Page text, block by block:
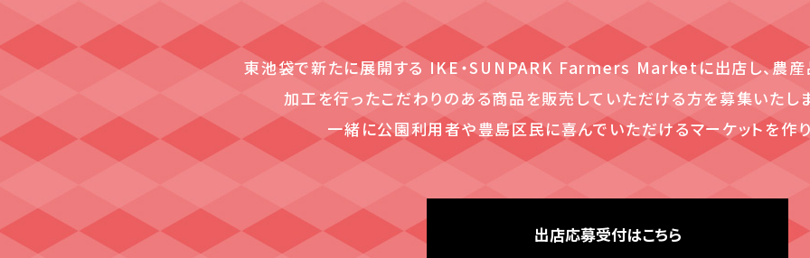
東池袋で新たに展開する IKE・SUNPARK Farmers Marketに出店し、農産
加工を行ったこだわりのある商品を販売していただける方を募集いたし
一緒に公園利用者や豊島区民に喜んでいただけるマーケットを作
出店応募受付はこちら